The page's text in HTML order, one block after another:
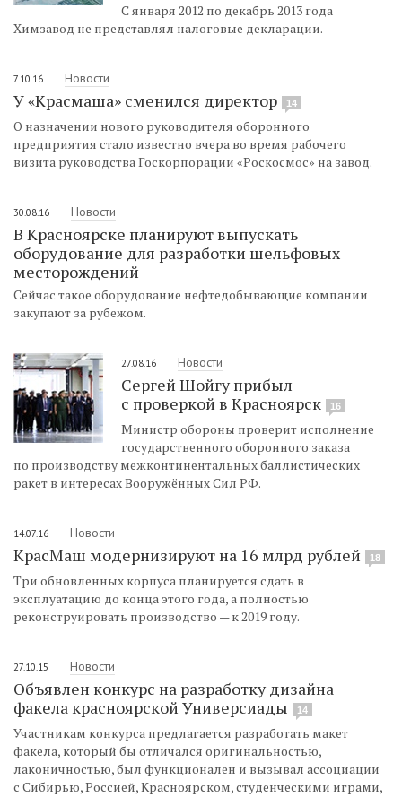
С января 2012 по декабрь 2013 года
Химзавод не представлял налоговые декларации.
7.10.16 Новости
У «Красмаша» сменился директор 14
О назначении нового руководителя оборонного
предприятия стало известно вчера во время рабочего
визита руководства Госкорпорации «Роскосмос» на завод.
30.08.16 Новости
В Красноярске планируют выпускать
оборудование для разработки шельфовых
месторождений
Сейчас такое оборудование нефтедобывающие компании
закупают за рубежом.
27.08.16 Новости
Сергей Шойгу прибыл
с проверкой в Красноярск
16
Министр обороны проверит исполнение
государственного оборонного заказа
по производству межконтинентальных баллистических
ракет в интересах Вооружённых Сил РФ.
14.07.16 Новости
КрасМаш модернизируют на 16 млрд рублей 18
Три обновленных корпуса планируется сдать в
эксплуатацию до конца этого года, а полностью
реконструировать производство — к 2019 году.
27.10.15 Новости
Объявлен конкурс на разработку дизайна
факела красноярской Универсиады
14
Участникам конкурса предлагается разработать макет
факела, который бы отличался оригинальностью,
лаконичностью, был функционален и вызывал ассоциации
с Сибирью, Россией, Красноярском, студенческими играми,